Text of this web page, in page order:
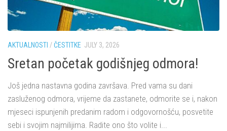
AKTUALNOSTI /ČESTITKE JULY 3, 2026
Sretan početak godišnjeg odmora!
Još jedna nastavna godina završava. Pred vama su dani
zasluženog odmora, vrijeme da zastanete, odmorite se i, nakon
mjeseci ispunjenih predanim radom i odgovornošću, posvetite
sebi i svojim najmilijima. Radite ono što volite i...